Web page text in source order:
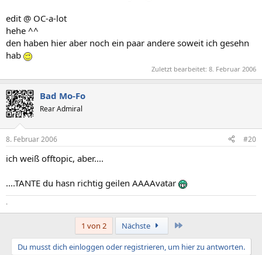
edit @ OC-a-lot
hehe ^^
den haben hier aber noch ein paar andere soweit ich gesehn
hab
Zuletzt bearbeitet: 8. Februar 2006
Bad Mo-Fo
Rear Admiral
8. Februar 2006 #20
ich weiß offtopic, aber....
....TANTE du hasn richtig geilen AAAAvatar
.
1 von 2 Nächste
Du musst dich einloggen oder registrieren, um hier zu antworten.